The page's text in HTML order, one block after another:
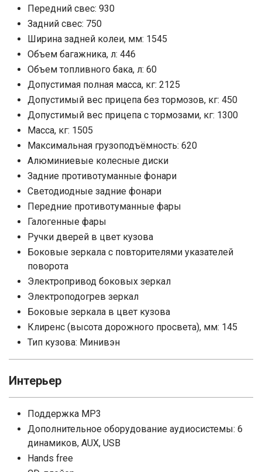
Передний свес: 930
Задний свес: 750
Ширина задней колеи, мм: 1545
Объем багажника, л: 446
Объем топливного бака, л: 60
Допустимая полная масса, кг: 2125
Допустимый вес прицепа без тормозов, кг: 450
Допустимый вес прицепа с тормозами, кг: 1300
Масса, кг: 1505
Максимальная грузоподъёмность: 620
Алюминиевые колесные диски
Задние противотуманные фонари
Cветодиодные задние фонари
Передние противотуманные фары
Галогенные фары
Ручки дверей в цвет кузова
Боковые зеркала с повторителями указателей
поворота
Электропривод боковых зеркал
Электроподогрев зеркал
Боковые зеркала в цвет кузова
Клиренс (высота дорожного просвета), мм: 145
Тип кузова: Минивэн
Интерьер
Поддержка MP3
Дополнительное оборудование аудиосистемы: 6
динамиков, AUX, USB
Hands free